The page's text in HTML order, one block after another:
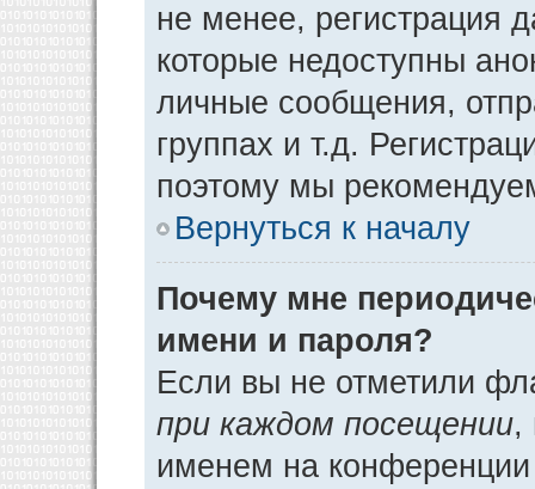
не менее, регистрация
которые недоступны
личные сообщения,
группах и т.д.
поэтому мы
Вернуться к началу
Почему мне
имени и пароля?
Если вы не отметили
при каждом посещении,
именем на конференции